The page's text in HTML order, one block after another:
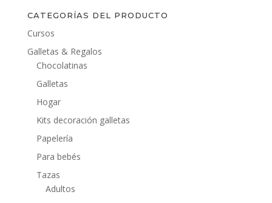
CATEGORÍAS DEL PRODUCTO
Cursos
Galletas & Regalos
Chocolatinas
Galletas
Hogar
Kits decoración galletas
Papelería
Para bebés
Tazas
Adultos